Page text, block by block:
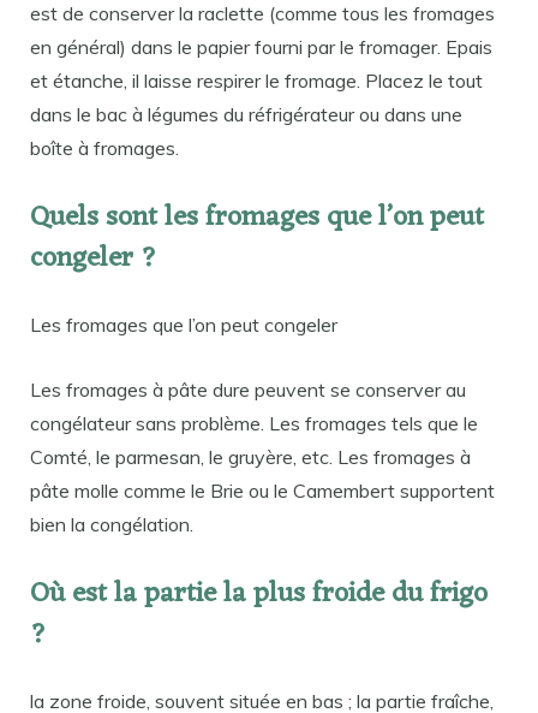
est de conserver la raclette (comme tous les fromages
en général) dans le papier fourni par le fromager. Epais
et étanche, il laisse respirer le fromage. Placez le tout
dans le bac à légumes du réfrigérateur ou dans une
boîte à fromages.
Quels sont les fromages que l’on peut
congeler ?
Les fromages que l’on peut congeler
Les fromages à pâte dure peuvent se conserver au
congélateur sans problème. Les fromages tels que le
Comté, le parmesan, le gruyère, etc. Les fromages à
pâte molle comme le Brie ou le Camembert supportent
bien la congélation.
Où est la partie la plus froide du frigo
?
la zone froide, souvent située en bas ; la partie fraîche,